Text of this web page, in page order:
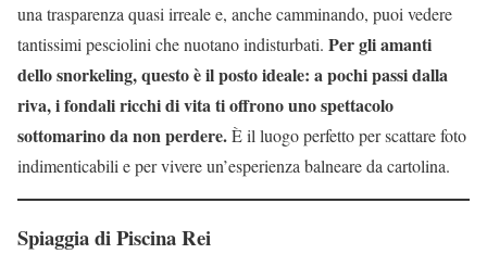
una trasparenza quasi irreale e, anche camminando, puoi vedere
tantissimi pesciolini che nuotano indisturbati. Per gli amanti
dello snorkeling, questo è il posto ideale: a pochi passi dalla
riva, i fondali ricchi di vita ti offrono uno spettacolo
sottomarino da non perdere.È il luogo perfetto per scattare foto
indimenticabili e per vivere un’esperienza balneare da cartolina.
Spiaggia di Piscina Rei